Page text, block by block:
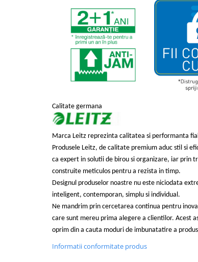
Standuri PC si suporturi
Suporturi si huse telefoane &
Periferice PC si accesorii
Boxe portabile
Tehnica si mobilier pentru birou
Folii laminare
Accesorii mobilier
Ghilotine și Trimmere
Calculatoare de birou
Distrugatoare documente
Calitate germana
Marca Leitz reprezinta calitatea si performanta
Produsele Leitz, de calitate premium aduc stil si
ca expert in solutii de birou si organizare, iar prin
construite meticulos pentru a rezista in timp.
Designul produselor noastre nu este niciodata
inteligent, contemporan, simplu si individual.
Ne mandrim prin cercetarea continua pentru
care sunt mereu prima alegere a clientilor. Acest
oprim din a cauta moduri de imbunatatire a
Informatii conformitate produs